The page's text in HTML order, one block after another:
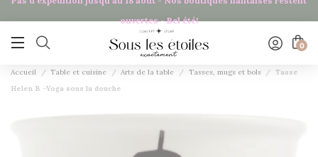
Panneau de gestion des cookies
ouvertes - Bel été!
 0
Accueil Table et cuisine Arts de la table Tasses, mugs et bols
Tasse
Helen B -Yoga sous la douche